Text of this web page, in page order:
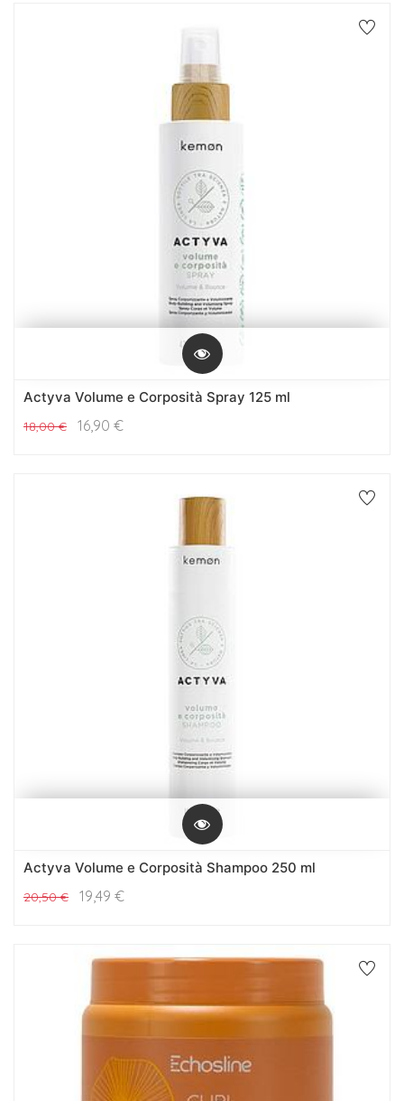
Actyva Volume e Corposità Spray 125 ml
18,00€ 16,90 €
Actyva Volume e Corposità Shampoo 250 ml
20,50€ 19,49 €